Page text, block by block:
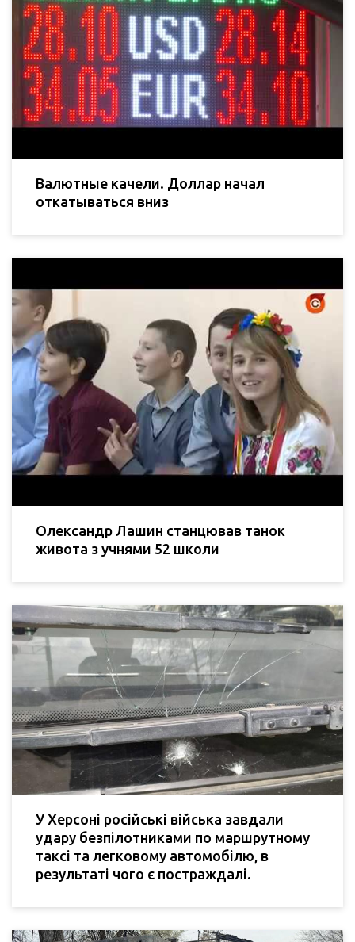
Валютные качели. Доллар начал
откатываться вниз
Олександр Лашин станцював танок
живота з учнями 52 школи
У Херсоні російські війська завдали
удару безпілотниками по маршрутному
таксі та легковому автомобілю, в
результаті чого є постраждалі.